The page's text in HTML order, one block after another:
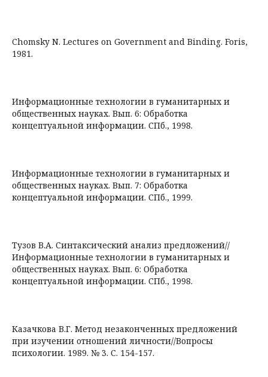
Chomsky N. Lectures on Government and Binding. Foris,
1981.
Информационные технологии в гуманитарных и
общественных науках. Вып. 6: Обработка
концептуальной информации. СПб., 1998.
Информационные технологии в гуманитарных и
общественных науках. Вып. 7: Обработка
концептуальной информации. СПб., 1999.
Тузов В.А. Синтаксический анализ предложений//
Информационные технологии в гуманитарных и
общественных науках. Вып. 6: Обработка
концептуальной информации. СПб., 1998.
Казачкова В.Г. Метод незаконченных предложений
при изучении отношений личности//Вопросы
психологии. 1989. № 3. С. 154-157.